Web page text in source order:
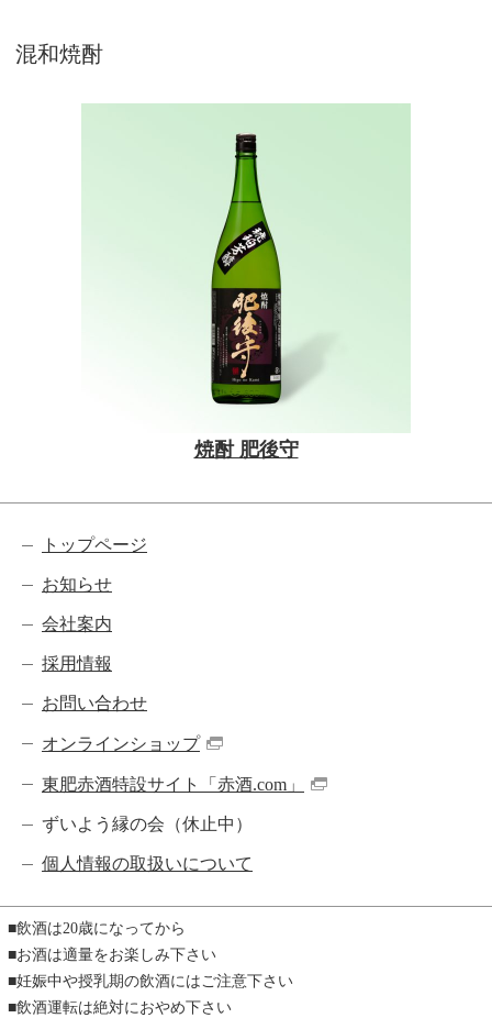
混和焼酎
焼酎 肥後守
トップページ
お知らせ
会社案内
採用情報
お問い合わせ
オンラインショップ
東肥赤酒特設サイト「赤酒.com」
ずいよう縁の会（休止中）
個人情報の取扱いについて
飲酒は20歳になってから
お酒は適量をお楽しみ下さい
妊娠中や授乳期の飲酒にはご注意下さい
飲酒運転は絶対におやめ下さい